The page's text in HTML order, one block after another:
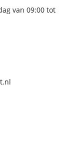
van 09:00 tot